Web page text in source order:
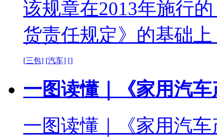
该规章在2013年施行
货责任规定》的基础
[三包] [汽车] []
一图读懂｜《家用汽
一图读懂｜《家用汽